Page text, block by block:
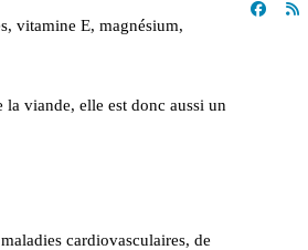
vitamine E, magnésium,
la viande, elle est donc aussi un
cardiovasculaires, de